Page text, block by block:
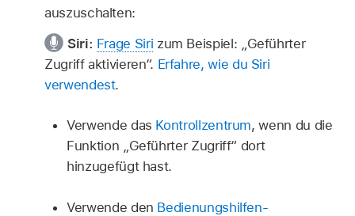
auszuschalten:
Siri: Frage Siri zum Beispiel:
„Geführter
Zugriff aktivieren“. Erfahre, wie du Siri
verwendest.
Verwende das Kontrollzentrum, wenn du die
Funktion „Geführter Zugriff“ dort
hinzugefügt hast.
Verwende den Bedienungshilfen-